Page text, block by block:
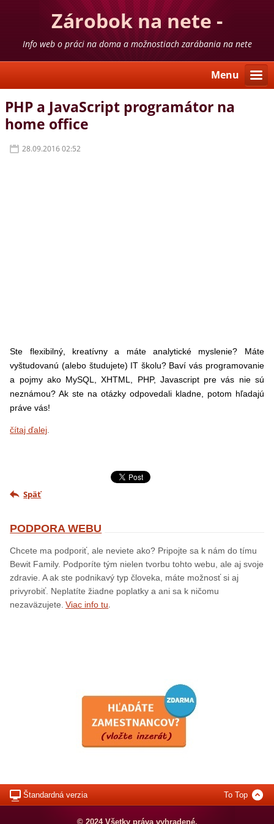
Zárobok na nete -
skúsenosti
Info web o práci na doma a možnostiach zarábania na nete
Menu
PHP a JavaScript programátor na
home office
28.09.2016 02:52
Ste flexibilný, kreatívny a máte analytické myslenie? Máte
vyštudovanú (alebo študujete) IT školu? Baví vás programovanie
a pojmy ako MySQL, XHTML, PHP, Javascript pre vás nie sú
neznámou? Ak ste na otázky odpovedali kladne, potom hľadajú
práve vás!
čítaj ďalej
Späť
PODPORA WEBU
Chcete ma podporiť, ale neviete ako? Pripojte sa k nám do tímu
Bewit Family. Podporíte tým nielen tvorbu tohto webu, ale aj svoje
zdravie. A ak ste podnikavý typ človeka, máte možnosť si aj
privyrobiť. Neplatíte žiadne poplatky a ani sa k ničomu
nezaväzujete. Viac info tu.
Štandardná verzia To Top
© 2024 Všetky práva vyhradené.